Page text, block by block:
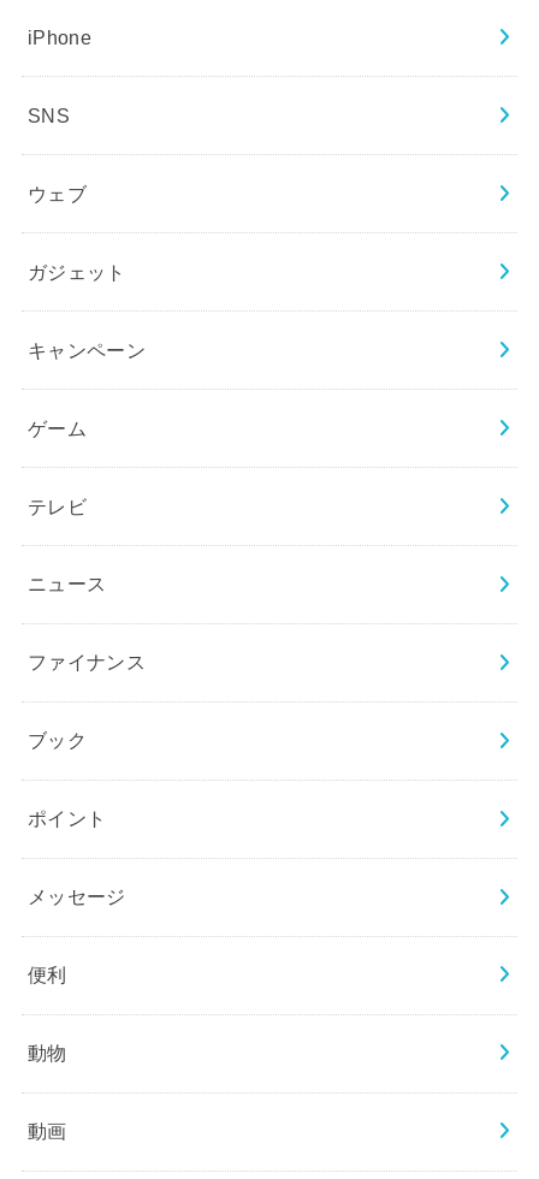
iPhone
SNS
ウェブ
ガジェット
キャンペーン
ゲーム
テレビ
ニュース
ファイナンス
ブック
ポイント
メッセージ
便利
動物
動画